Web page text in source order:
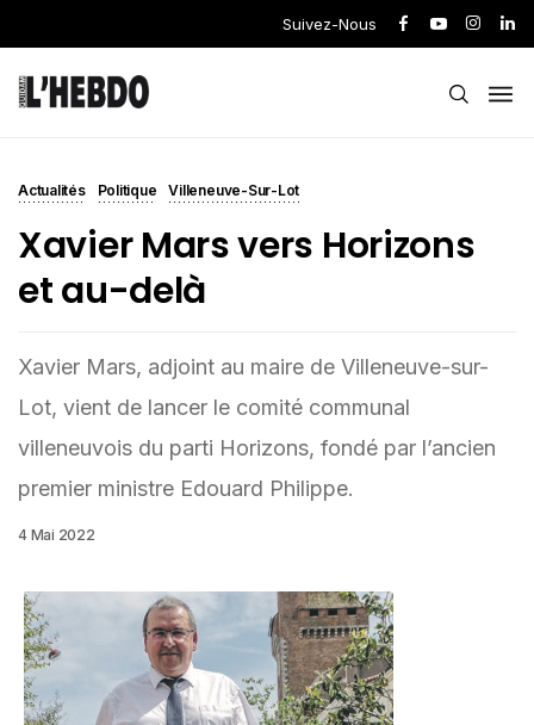
Suivez-Nous
Actualités Politique Villeneuve-Sur-Lot
Xavier Mars vers Horizons
et au-delà
Xavier Mars, adjoint au maire de Villeneuve-sur-
Lot, vient de lancer le comité communal
villeneuvois du parti Horizons, fondé par l’ancien
premier ministre Edouard Philippe.
4 Mai 2022